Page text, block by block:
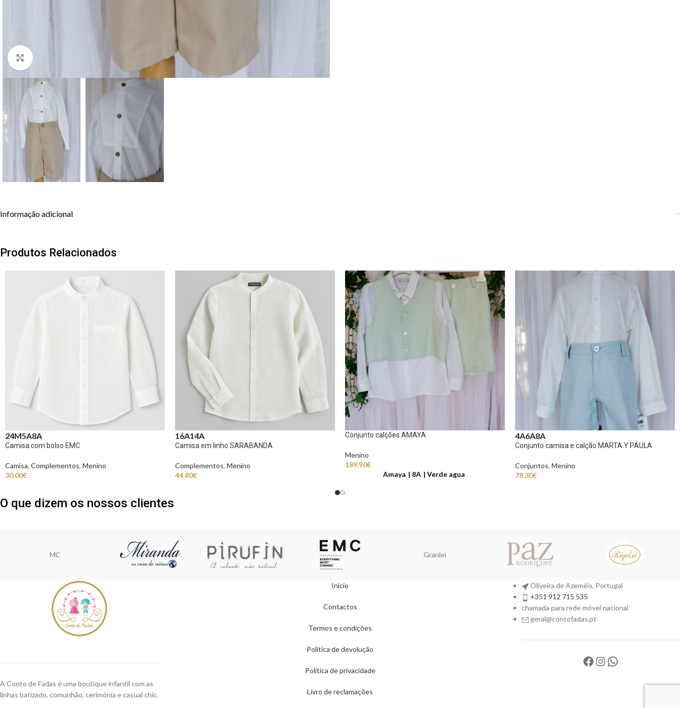
Informação adicional
Produtos Relacionados
24M5A8A
Camisa com bolso EMC
Camisa, Complementos, Menino
30.00€
16A14A
Camisa em linho SARABANDA
Complementos, Menino
44.80€
Conjunto calções AMAYA
Menino
189.90€
Amaya
8A Verde agua
4A6A8A
Conjunto camisa e calção MARTA Y PAULA
Conjuntos, Menino
78.30€
O que dizem os nossos clientes
MC Granlei
A Conto de Fadas é uma boutique infantil com as
linhas batizado, comunhão, cerimónia e casual chic.
Início
Contactos
Termos e condições
Política de devolução
Política de privacidade
Livro de reclamações
Oliveira de Azeméis, Portugal
+351 912 715 535
chamada para rede móvel nacional
geral@contofadas.pt